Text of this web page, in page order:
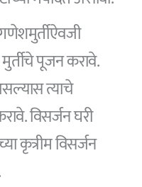
पूजन करावे.
त्याचे
विसर्जन घरी
कृत्रीम विसर्जन